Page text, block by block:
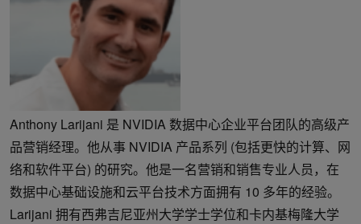
Anthony Larijani 是 NVIDIA 数据中心企业平台团队的高级产
品营销经理。他从事 NVIDIA 产品系列 (包括更快的计算、网
络和软件平台) 的研究。他是一名营销和销售专业人员，在
数据中心基础设施和云平台技术方面拥有 10 多年的经验。
Larijani 拥有西弗吉尼亚州大学学士学位和卡内基梅隆大学